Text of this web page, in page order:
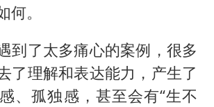
。
到了太多痛心的案例，很多
了理解和表达能力，产生了
、孤独感，甚至会有“生不